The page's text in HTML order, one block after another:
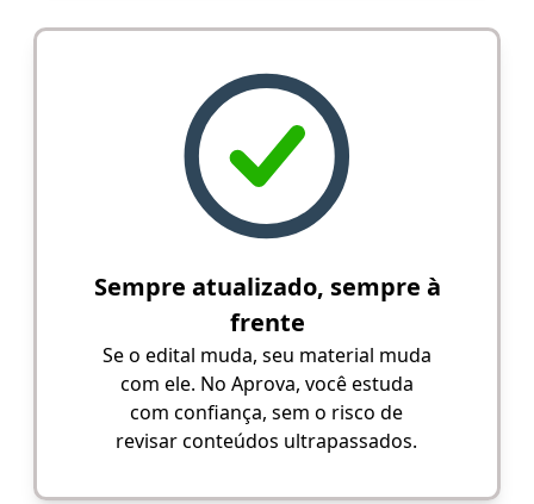
Sempre atualizado, sempre à
frente
Se o edital muda, seu material muda
com ele. No Aprova, você estuda
com confiança, sem o risco de
revisar conteúdos ultrapassados.